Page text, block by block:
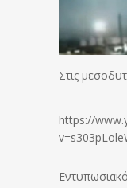
Στις
https://